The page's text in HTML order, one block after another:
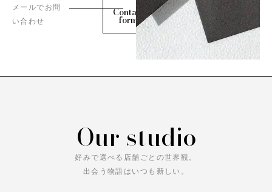
メールでお問
い合わせ
Contact
form
Our studio
好みで選べる店舗ごとの世界観。
出会う物語はいつも新しい。